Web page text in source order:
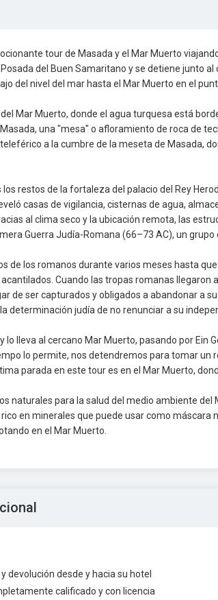
tour de Masada y el Mar Muerto
del Buen Samaritano y se detiene junto
del nivel del mar hasta el Mar Muerto en el
Mar Muerto, donde el agua turquesa está
una "mesa" o afloramiento de roca de
a la cumbre de la meseta de Masada,
restos de la fortaleza del palacio del Rey
casas de vigilancia, cisternas de agua,
al clima seco y la ubicación remota, las
Guerra Judía-Romana (66–73 AC), un
de los romanos durante varios meses hasta
Cuando las tropas romanas llegaron
de ser capturados y obligados a abandonar a
determinación judía de no renunciar a su
lo lleva al cercano Mar Muerto, pasando por Ein
lo permite, nos detendremos para tomar un
parada en este tour es en el Mar Muerto,
naturales para la salud del medio ambiente del
en minerales que puede usar como máscara
en el Mar Muerto.
devolución desde y hacia su hotel
calificado y con licencia